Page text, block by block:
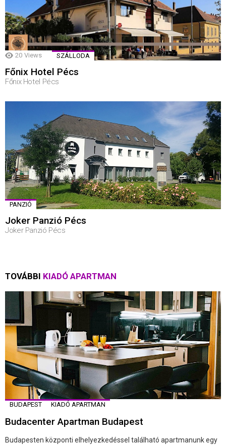
20 Views SZÁLLODA
Főnix Hotel Pécs
Főnix Hotel Pécs
PANZIÓ
Joker Panzió Pécs
Joker Panzió Pécs
TOVÁBBI KIADÓ APARTMAN
BUDAPEST KIADÓ APARTMAN
Budacenter Apartman Budapest
Budapesten központi elhelyezkedéssel található apartmanunk egy